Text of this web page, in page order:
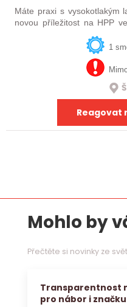
Máte praxi s vysokotlakým
novou příležitost na HPP
zakázek a prací bez směnování? Reagujte na tuto
1
Reagovat
Mohlo by
Přečtěte si novinky ze
Transparentnost
pro nábor i